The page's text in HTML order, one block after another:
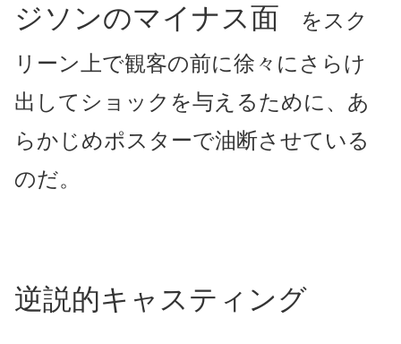
ジソンのマイナス面 をスク
リーン上で観客の前に徐々にさらけ
出してショックを与えるために、あ
らかじめポスターで油断させている
のだ。
逆説的キャスティング